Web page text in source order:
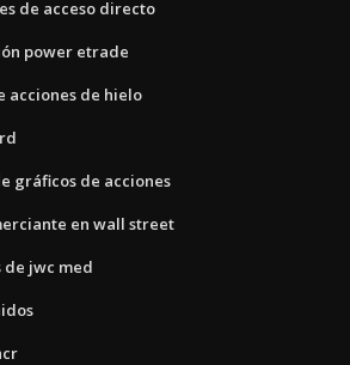
de acceso directo
power etrade
acciones de hielo
gráficos de acciones
en wall street
de jwc med